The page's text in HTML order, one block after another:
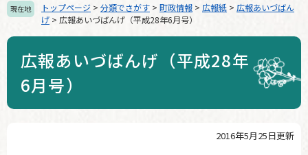
現在地 トップページ > 分類でさがす > 町政情報 > 広報紙 > 広報あいづばん
げ > 広報あいづばんげ（平成28年6月号）
広報あいづばんげ（平成28年
6月号）
2016年5月25日更新